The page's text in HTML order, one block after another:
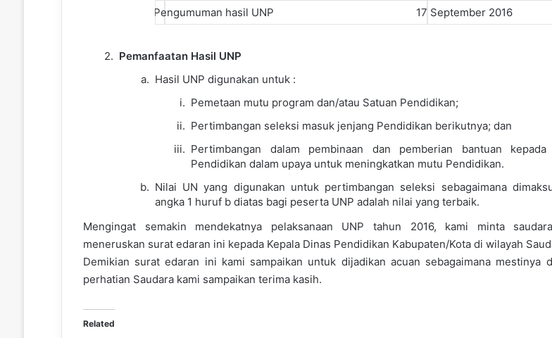
Pengumuman hasil UNP 17 September 2016
Pemanfaatan Hasil UNP
Hasil UNP digunakan untuk :
Pemetaan mutu program dan/atau Satuan Pendidikan;
Pertimbangan seleksi masuk jenjang Pendidikan berikutnya; dan
Pertimbangan dalam pembinaan dan pemberian bantuan kepada
Pendidikan dalam upaya untuk meningkatkan mutu Pendidikan.
Nilai UN yang digunakan untuk pertimbangan seleksi sebagaimana
angka 1 huruf b diatas bagi peserta UNP adalah nilai yang terbaik.
Mengingat semakin mendekatnya pelaksanaan UNP tahun 2016, kami minta
meneruskan surat edaran ini kepada Kepala Dinas Pendidikan Kabupaten/Kota di wilayah
Demikian surat edaran ini kami sampaikan untuk dijadikan acuan sebagaimana mestinya
perhatian Saudara kami sampaikan terima kasih.
Related